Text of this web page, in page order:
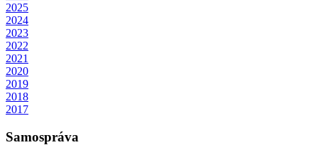
2025
2024
2023
2022
2021
2020
2019
2018
2017
Samospráva